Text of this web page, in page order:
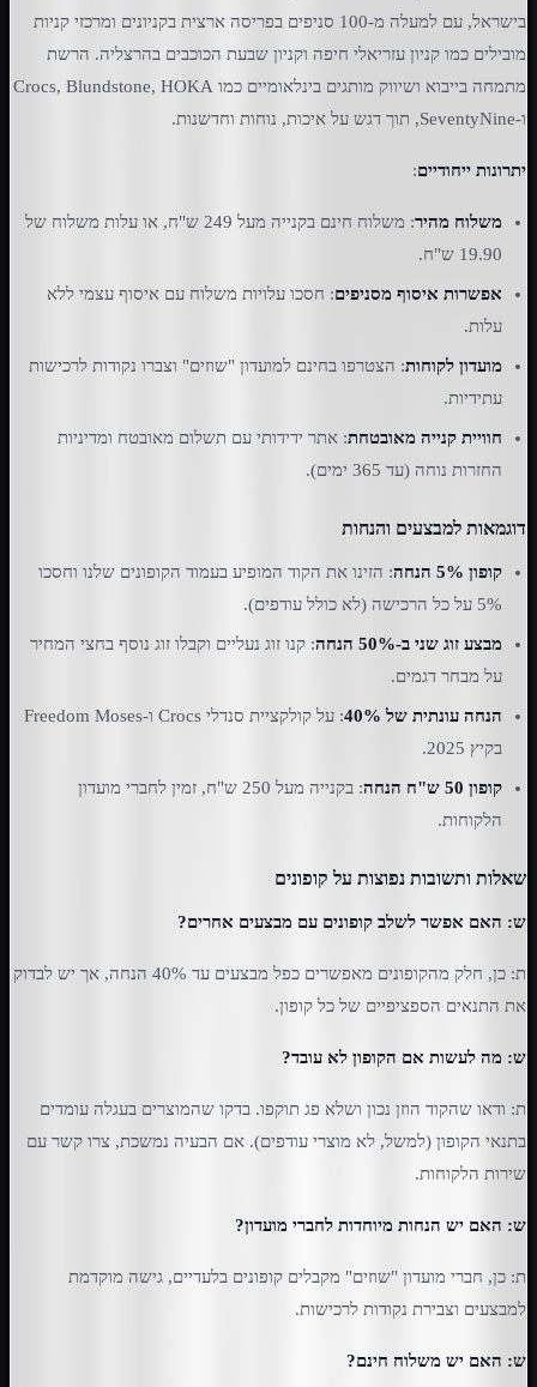
בישראל, עם למעלה מ-100 סניפים בפריסה ארצית בקניונים ומרכזי קניות
מובילים כמו קניון עזריאלי חיפה וקניון שבעת הכוכבים בהרצליה. הרשת
מתמחה בייבוא ושיווק מותגים בינלאומיים כמו Crocs, Blundstone, HOKA
ו-SeventyNine, תוך דגש על איכות, נוחות וחדשנות.
יתרונות ייחודיים:
משלוח מהיר
: משלוח חינם בקנייה מעל 249 ש"ח, או עלות משלוח של
19.90 ש"ח.
אפשרות איסוף מסניפים: חסכו עלויות משלוח עם איסוף עצמי ללא
עלות.
מועדון לקוחות: הצטרפו בחינם למועדון "שוזים" וצברו נקודות לרכישות
עתידיות.
חוויית קנייה מאובטחת: אתר ידידותי עם תשלום מאובטח ומדיניות
החזרות נוחה (עד 365 ימים).
דוגמאות למבצעים והנחות
קופון 5% הנחה
: הזינו את הקוד המופיע בעמוד הקופונים שלנו וחסכו
5% על כל הרכישה (לא כולל עודפים).
מבצע זוג שני ב-50% הנחה
: קנו זוג נעליים וקבלו זוג נוסף בחצי המחיר
על מבחר דגמים.
הנחה עונתית של 40%
: על קולקציית סנדלי Crocs ו-Freedom Moses
בקיץ 2025.
קופון 50 ש"ח הנחה
: בקנייה מעל 250 ש"ח, זמין לחברי מועדון
הלקוחות.
שאלות ותשובות נפוצות על קופונים
ש: האם אפשר לשלב קופונים עם מבצעים אחרים?
ת: כן, חלק מהקופונים מאפשרים כפל מבצעים עד 40% הנחה, אך יש לבדוק
את התנאים הספציפיים של כל קופון.
ש: מה לעשות אם הקופון לא עובד?
ת: ודאו שהקוד הוזן נכון ושלא פג תוקפו. בדקו שהמוצרים בעגלה עומדים
בתנאי הקופון (למשל, לא מוצרי עודפים). אם הבעיה נמשכת, צרו קשר עם
שירות הלקוחות.
ש: האם יש הנחות מיוחדות לחברי מועדון?
ת: כן, חברי מועדון "שוזים" מקבלים קופונים בלעדיים, גישה מוקדמת
למבצעים וצבירת נקודות לרכישות.
ש: האם יש משלוח חינם?